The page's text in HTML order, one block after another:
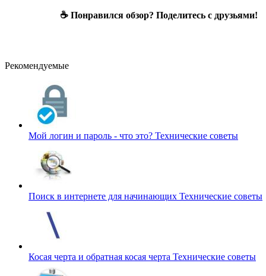
☕ Понравился обзор? Поделитесь с друзьями!
Рекомендуемые
Мой логин и пароль - что это? Технические советы
Поиск в интернете для начинающих Технические советы
Косая черта и обратная косая черта Технические советы